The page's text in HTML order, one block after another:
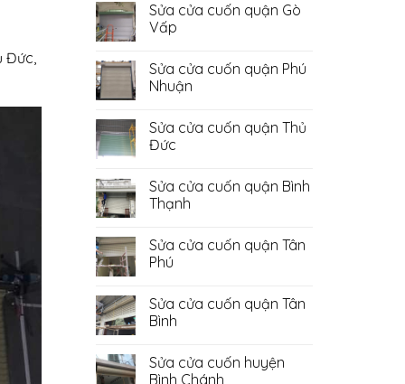
bình
luận
ở
Cuốn
Quận
Bình
Sửa cửa cuốn quận Gò
Vấp
bình
luận
ở
cuốn
quận
Gò
Sửa cửa cuốn quận Phú
Nhuận
bình
luận
ở
cuốn
quận
Phú
Sửa cửa cuốn quận Thủ
Đức
bình
luận
ở
cuốn
quận
Thủ
Sửa cửa cuốn quận Bình
Thạnh
bình
luận
ở
cuốn
quận
Bình
Sửa cửa cuốn quận Tân
Phú
bình
luận
ở
cuốn
quận
Sửa cửa cuốn quận Tân
Bình
bình
luận
Sửa cửa cuốn huyện
Bình Chánh
Đức,